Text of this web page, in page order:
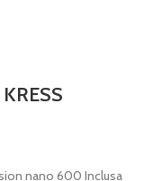
nano 600 Inclusa